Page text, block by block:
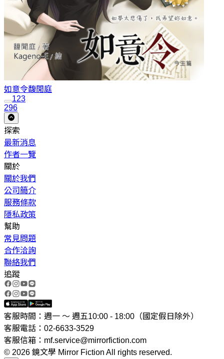
如意令馥閒庭
123
296
探索
最新消息
作者一覽
關於
關於我們
公司簡介
服務條款
隱私政策
幫助
常見問題
合作洽詢
聯絡我們
追蹤
客服時間：週一 ～ 週五10:00 - 18:00（國定假日除外）
客服電話：02-6633-3529
客服信箱：mf.service@mirrorfiction.com
© 2026 鏡文學 Mirror Fiction All rights reserved.